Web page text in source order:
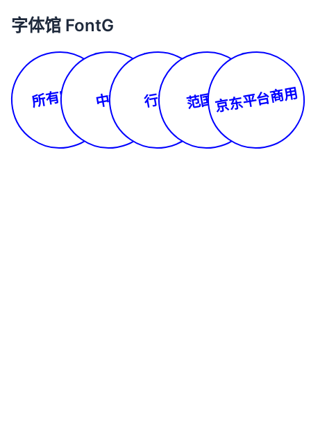
字体馆 FontG
所有字体 中文 行书 范国平京东平台商用